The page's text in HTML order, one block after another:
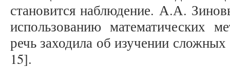
становится наблюдение. А.А.
использованию математических
речь заходила об изучении
15].